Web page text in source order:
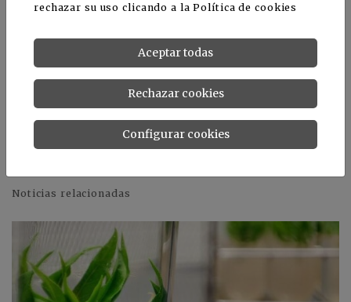
herramienta-lucha-falsa-polilla-citricos/
https://www.tecnologiahorticola.com/presentacion-
libro-digital-tecnologia-horticola-mediterranea/
https://www.tecnologiahorticola.com/citric-sa-
Noticias relacionadas
rechazar su uso clicando a laPolítica de cookies
Aceptar todas
Rechazar cookies
Configurar cookies